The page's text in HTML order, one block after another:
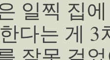
일찍 집
다는 게 3